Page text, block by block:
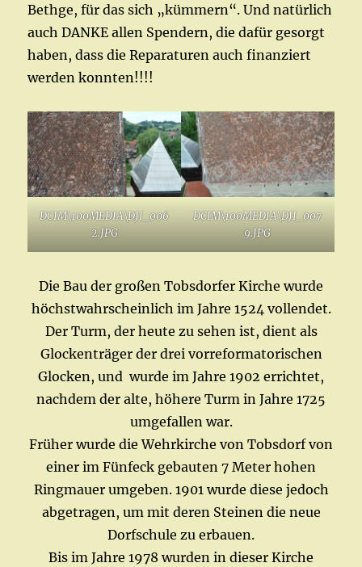
Bethge, für das sich „kümmern“. Und natürlich
auch DANKE allen Spendern, die dafür gesorgt
haben, dass die Reparaturen auch finanziert
werden konnten!!!!
DCIM\100MEDIA\DJI_006
2.JPG
DCIM\100MEDIA\DJI_007
9.JPG
Die Bau der großen Tobsdorfer Kirche wurde
höchstwahrscheinlich im Jahre 1524 vollendet.
Der Turm, der heute zu sehen ist, dient als
Glockenträger der drei vorreformatorischen
Glocken, und wurde im Jahre 1902 errichtet,
nachdem der alte, höhere Turm in Jahre 1725
umgefallen war.
Früher wurde die Wehrkirche von Tobsdorf von
einer im Fünfeck gebauten 7 Meter hohen
Ringmauer umgeben. 1901 wurde diese jedoch
abgetragen, um mit deren Steinen die neue
Dorfschule zu erbauen.
Bis im Jahre 1978 wurden in dieser Kirche